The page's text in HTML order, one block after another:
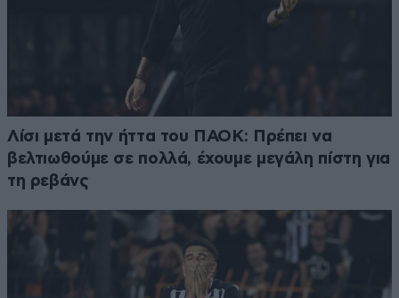
Λίσι μετά την ήττα του ΠΑΟΚ: Πρέπει να
βελτιωθούμε σε πολλά, έχουμε μεγάλη πίστη για
τη ρεβάνς